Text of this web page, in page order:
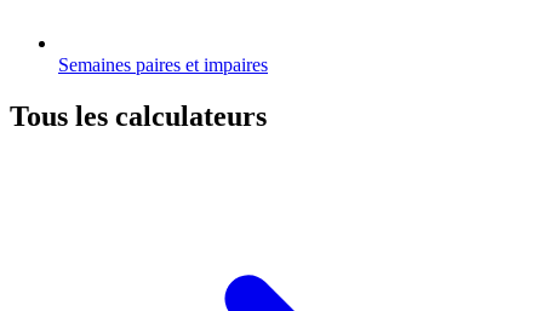
Semaines paires et impaires
Tous les calculateurs